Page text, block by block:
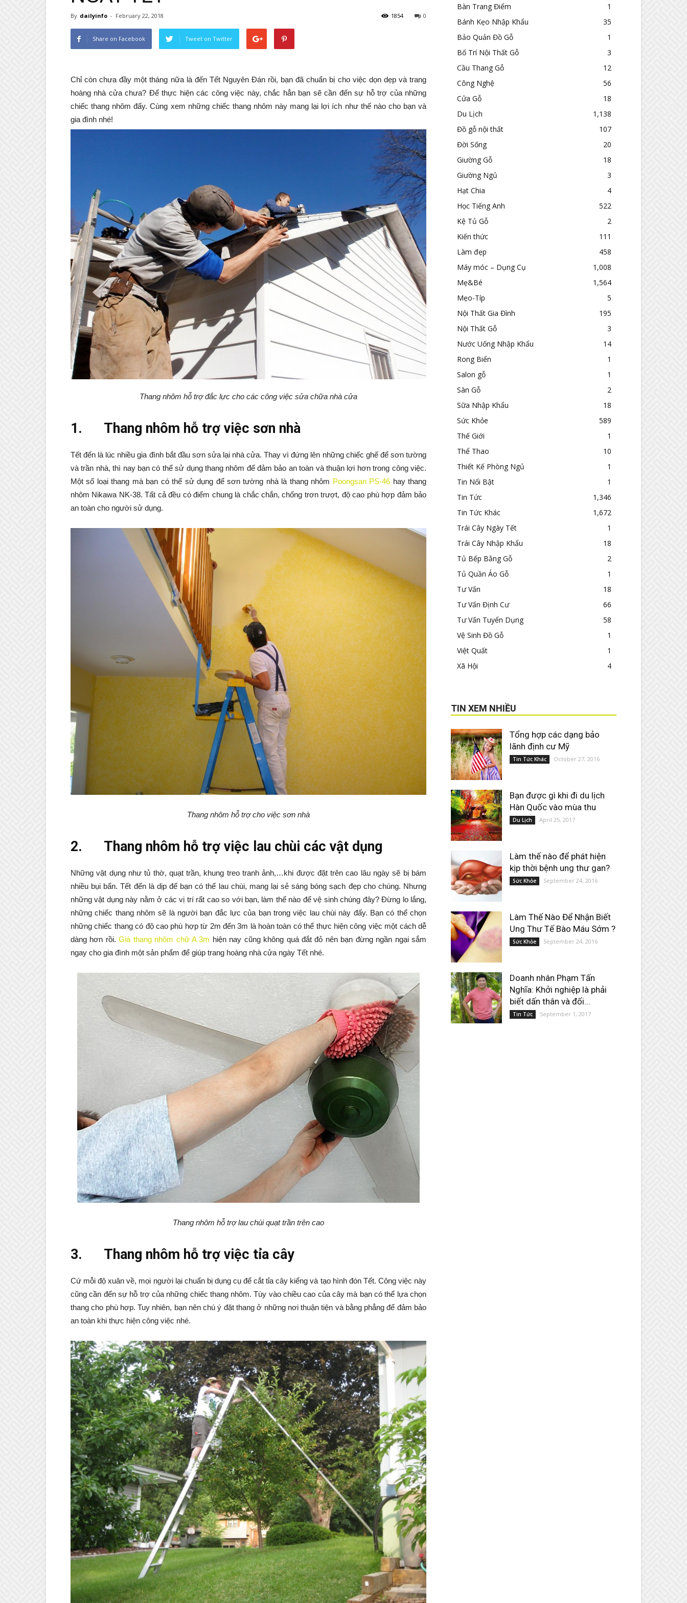
By dailyinfo - February 22, 2018 0
1854
Share on Facebook Tweet on Twitter
Chỉ còn chưa đầy một tháng nữa là đến Tết Nguyên Đán rồi, bạn đã chuẩn bị cho việc dọn dẹp và trang
hoàng nhà cửa chưa? Để thực hiện các công việc này, chắc hẳn bạn sẽ cần đến sự hỗ trợ của những
chiếc thang nhôm đấy. Cùng xem những chiếc thang nhôm này mang lại lợi ích như thế nào cho bạn và
gia đình nhé!
Thang nhôm hỗ trợ đắc lực cho các công việc sửa chữa nhà cửa
1. Thang nhôm hỗ trợ việc sơn nhà
Tết đến là lúc nhiều gia đình bắt đầu sơn sửa lại nhà cửa. Thay vì đứng lên những chiếc ghế để sơn tường
và trần nhà, thì nay bạn có thể sử dụng thang nhôm để đảm bảo an toàn và thuận lợi hơn trong công việc.
Một số loại thang mà bạn có thể sử dụng để sơn tường nhà là thang nhôm Poongsan PS-46 hay thang
nhôm Nikawa NK-38. Tất cả đều có điểm chung là chắc chắn, chống trơn trượt, độ cao phù hợp đảm bảo
an toàn cho người sử dụng.
Thang nhôm hỗ trợ cho việc sơn nhà
2. Thang nhôm hỗ trợ việc lau chùi các vật dụng
Những vật dụng như tủ thờ, quạt trần, khung treo tranh ảnh,…khi được đặt trên cao lâu ngày sẽ bị bám
nhiều bụi bẩn. Tết đến là dịp để bạn có thể lau chùi, mang lại sẻ sáng bóng sạch đẹp cho chúng. Nhưng
những vật dụng này nằm ở các vị trí rất cao so với bạn, làm thế nào để vệ sinh chúng đây? Đừng lo lắng,
những chiếc thang nhôm sẽ là người bạn đắc lực của bạn trong việc lau chùi này đấy. Bạn có thể chọn
những chiếc thang có độ cao phù hợp từ 2m đến 3m là hoàn toàn có thể thực hiện công việc một cách dễ
dàng hơn rồi.Giá thang nhôm chữ A 3m hiện nay cũng không quá đắt đỏ nên bạn đừng ngần ngại sắm
ngay cho gia đình một sản phẩm để giúp trang hoàng nhà cửa ngày Tết nhé.
Thang nhôm hỗ trợ lau chùi quạt trần trên cao
3. Thang nhôm hỗ trợ việc tỉa cây
Cứ mỗi độ xuân về, mọi người lại chuẩn bị dụng cụ để cắt tỉa cây kiểng và tạo hình đón Tết. Công việc này
cũng cần đến sự hỗ trợ của những chiếc thang nhôm. Tùy vào chiều cao của cây mà bạn có thể lựa chọn
thang cho phù hợp. Tuy nhiên, bạn nên chú ý đặt thang ở những nơi thuận tiện và bằng phẳng để đảm bảo
an toàn khi thực hiện công việc nhé.
Bàn Trang Điểm
1
Bánh Kẹo Nhập Khẩu
35
Bảo Quản Đồ Gỗ
1
Bố Trí Nội Thất Gỗ
3
Cầu Thang Gỗ
12
Công Nghệ
56
Cửa Gỗ
18
Du Lịch
1,138
Đồ gỗ nội thất
107
Đời Sống
20
Giường Gỗ
18
Giường Ngủ
3
Hạt Chia
4
Học Tiếng Anh
522
Kệ Tủ Gỗ
2
Kiến thức
111
Làm đẹp
458
Máy móc – Dụng Cụ
1,008
Mẹ&Bé
1,564
Mẹo-Típ
5
Nội Thất Gia Đình
195
Nội Thất Gỗ
3
Nước Uống Nhập Khẩu
14
Rong Biển
1
Salon gỗ
1
Sàn Gỗ
2
Sữa Nhập Khẩu
18
Sức Khỏe
589
Thế Giới
1
Thể Thao
10
Thiết Kế Phòng Ngủ
1
Tin Nổi Bật
1
Tin Tức
1,346
Tin Tức Khác
1,672
Trái Cây Ngày Tết
1
Trái Cây Nhập Khẩu
18
Tủ Bếp Bằng Gỗ
2
Tủ Quần Áo Gỗ
1
Tư Vấn
18
Tư Vấn Định Cư
66
Tư Vấn Tuyển Dụng
58
Vệ Sinh Đồ Gỗ
1
Việt Quất
1
Xã Hội
4
TIN XEM NHIỀU
Tổng hợp các dạng bảo
lãnh định cư Mỹ
Tin Tức Khác October 27, 2016
Bạn được gì khi đi du lịch
Hàn Quốc vào mùa thu
Du Lịch April 25, 2017
Làm thế nào để phát hiện
kịp thời bệnh ung thư gan?
Sức Khỏe September 24, 2016
Làm Thế Nào Để Nhận Biết
Ung Thư Tế Bào Máu Sớm ?
Sức Khỏe September 24, 2016
Doanh nhân Phạm Tấn
Nghĩa: Khởi nghiệp là phải
biết dấn thân và đối...
Tin Tức September 1, 2017